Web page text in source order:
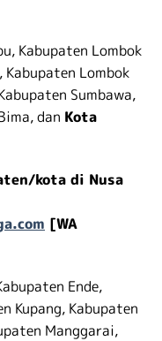
Kabupaten Lombok
Kabupaten Lombok
Sumbawa,
dan Kota
kota di Nusa
[WA
Ende,
Kupang, Kabupaten
Manggarai,